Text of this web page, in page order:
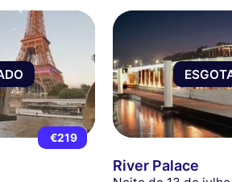
€219
River Palace